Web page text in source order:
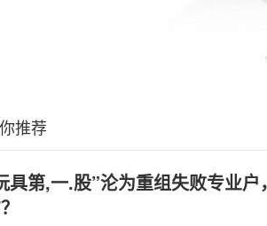
推荐
具第,一.股”沦为重组失败专业